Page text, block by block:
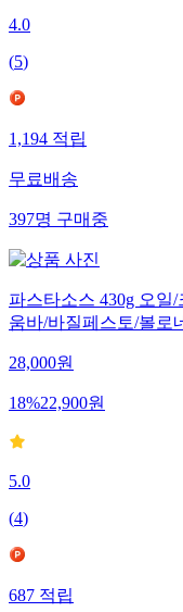
4.0
(5)
1,194적립
무료배송
397명구매중
파스타소스 430g 오일
움바/바질페스토/볼로
28,000원
18%22,900원
5.0
(4)
687적립